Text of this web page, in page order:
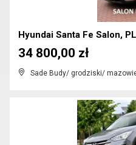
Hyundai Santa Fe Salon,
Sade Budy/ grodziski/
34 800,00 zł